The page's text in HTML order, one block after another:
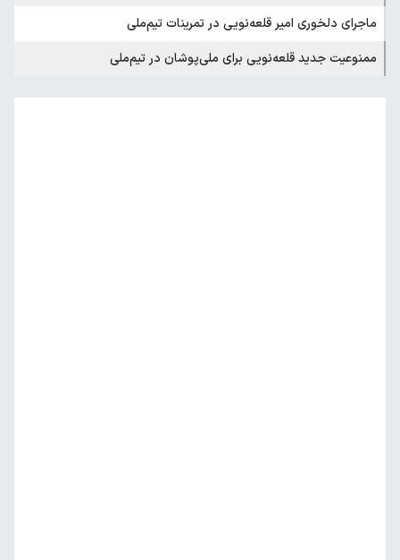
ماجرای دلخوری امیر قلعه‌نویی در تمرینات تیم‌ملی
ممنوعیت جدید قلعه‌نویی برای ملی‌پوشان در تیم‌ملی